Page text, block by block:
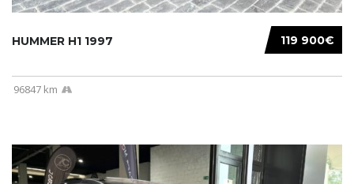
119 900€
HUMMER H1 1997
96847 km